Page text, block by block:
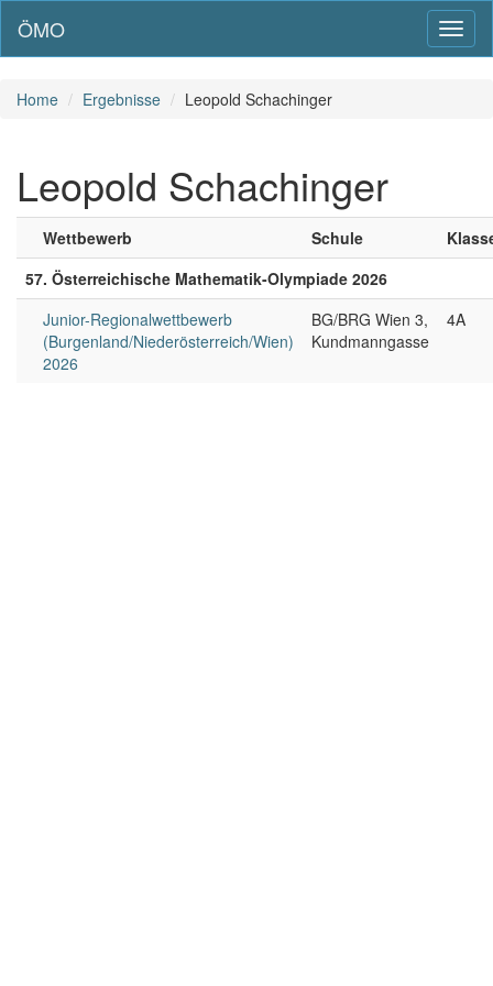
ÖMO
Home Ergebnisse Leopold Schachinger
Leopold Schachinger
Wettbewerb Schule
57. Österreichische Mathematik-Olympiade 2026
Junior-Regionalwettbewerb
(Burgenland/Niederösterreich/Wien)
2026
BG/BRG Wien 3,
Kundmanngasse
4A